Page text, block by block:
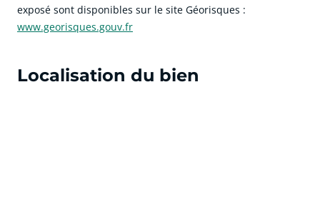
exposé sont disponibles sur le site Géorisques :
www.georisques.gouv.fr
Localisation du bien